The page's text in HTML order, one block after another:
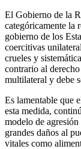
El Gobierno de la
categóricamente la
gobierno de los
coercitivas
crueles y
contrario al
multilateral y debe
Es lamentable que
esta medida,
modelo de
grandes daños al
vitales como